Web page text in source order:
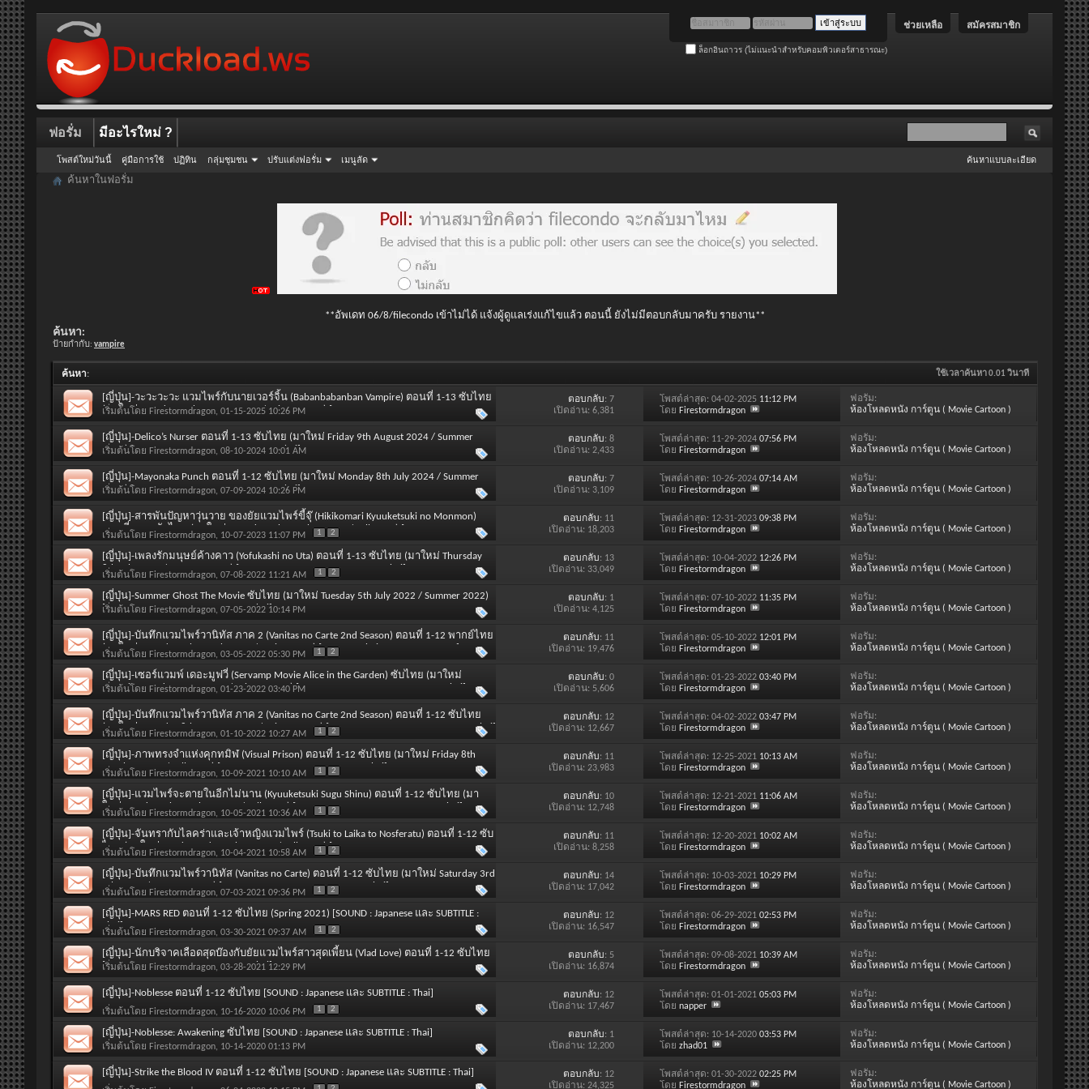
สมัครสมาชิก
ช่วยเหลือ
ล็อกอินถาวร (ไม่แนะนำสำหรับคอมพิวเตอร์สาธารณะ)
ฟอรั่ม
โพสต์ใหม่วันนี้ คู่มือการใช้ ปฏิทิน กลุ่มชุมชน ปรับแต่งฟอรั่ม เมนูลัด
มีอะไรใหม่ ?
ค้นหาแบบละเอียด
ค้นหาในฟอรั่ม
**อัพเดท 06/8/filecondo เข้าไม่ได้ แจ้งผู้ดูแลเร่งแก้ไขแล้ว ตอนนี้ ยังไม่มีตอบกลับมาครับ รายงาน**
ค้นหา:
ป้ายกำกับ: vampire
ค้นหา: ใช้เวลาค้นหา0.01 วินาที
[ญี่ปุ่น]-วะวะวะวะ แวมไพร์กับนายเวอร์จิ้น (Babanbabanban Vampire) ตอนที่ 1-13 ซับไทย
(มาใหม่ Monday 13th January 2025 / Winter 2025) [SOUND : Japanese และ SUBTITLE :
เริ่มต้นโดย Firestormdragon, 01-15-2025 10:26 PM
ตอบกลับ: 7
เปิดอ่าน: 6,381
โพสต์ล่าสุด: 04-02-2025 11:12 PM
โดยFirestormdragon
ฟอรั่ม:
ห้องโหลดหนัง การ์ตูน ( Movie Cartoon )
[ญี่ปุ่น]-Delico’s Nurser ตอนที่ 1-13 ซับไทย (มาใหม่ Friday 9th August 2024 / Summer
2024) [SOUND : Japanese และ SUBTITLE : Thai]
เริ่มต้นโดย Firestormdragon, 08-10-2024 10:01 AM
ตอบกลับ: 8
เปิดอ่าน: 2,433
โพสต์ล่าสุด: 11-29-202407:56 PM
โดยFirestormdragon
ฟอรั่ม:
ห้องโหลดหนัง การ์ตูน ( Movie Cartoon )
[ญี่ปุ่น]-Mayonaka Punch ตอนที่ 1-12 ซับไทย (มาใหม่ Monday 8th July 2024 / Summer
2024) [SOUND : Japanese และ SUBTITLE : Thai]
เริ่มต้นโดย Firestormdragon, 07-09-2024 10:26 PM
ตอบกลับ: 7
เปิดอ่าน: 3,109
โพสต์ล่าสุด: 10-26-202407:14 AM
โดยFirestormdragon
ฟอรั่ม:
ห้องโหลดหนัง การ์ตูน ( Movie Cartoon )
[ญี่ปุ่น]-สารพันปัญหาวุ่นวาย ของยัยแวมไพร์ขี้จุ๊ (Hikikomari Kyuuketsuki no Monmon)
ตอนที่ 1-12 ซับไทย (มาใหม่ Saturday 7th October 2023 / Fall 2023) [SOUND : Japanese
และ SUBTITLE : Thai]
เริ่มต้นโดย Firestormdragon, 10-07-2023 11:07 PM 1 2
ตอบกลับ: 11
เปิดอ่าน: 18,203
โพสต์ล่าสุด: 12-31-202309:38 PM
โดยFirestormdragon
ฟอรั่ม:
ห้องโหลดหนัง การ์ตูน ( Movie Cartoon )
[ญี่ปุ่น]-เพลงรักมนุษย์ค้างคาว (Yofukashi no Uta) ตอนที่ 1-13 ซับไทย (มาใหม่ Thursday
8th July 2022 / Summer 2022) [SOUND : Japanese และ SUBTITLE : Thai]
เริ่มต้นโดย Firestormdragon, 07-08-2022 11:21 AM 1 2
ตอบกลับ: 13
เปิดอ่าน: 33,049
โพสต์ล่าสุด: 10-04-2022 12:26 PM
โดยFirestormdragon
ฟอรั่ม:
ห้องโหลดหนัง การ์ตูน ( Movie Cartoon )
[ญี่ปุ่น]-Summer Ghost The Movie ซับไทย (มาใหม่ Tuesday 5th July 2022 / Summer 2022)
[SOUND : Japanese และ SUBTITLE : Thai]
เริ่มต้นโดย Firestormdragon, 07-05-2022 10:14 PM
ตอบกลับ: 1
เปิดอ่าน: 4,125
โพสต์ล่าสุด: 07-10-2022 11:35 PM
โดยFirestormdragon
ฟอรั่ม:
ห้องโหลดหนัง การ์ตูน ( Movie Cartoon )
[ญี่ปุ่น]-บันทึกแวมไพร์วานิทัส ภาค 2 (Vanitas no Carte 2nd Season) ตอนที่ 1-12 พากย์ไทย
(มาใหม่ Saturday 5th March 2022 / Spring 2022) [SOUND : Thai และ NO SUBTITLE]
เริ่มต้นโดย Firestormdragon, 03-05-2022 05:30 PM 1 2
ตอบกลับ: 11
เปิดอ่าน: 19,476
โพสต์ล่าสุด: 05-10-2022 12:01 PM
โดยFirestormdragon
ฟอรั่ม:
ห้องโหลดหนัง การ์ตูน ( Movie Cartoon )
[ญี่ปุ่น]-เซอร์แวมพ์ เดอะมูฟวี่ (Servamp Movie Alice in the Garden) ซับไทย (มาใหม่
Saturday 22nd January 2022 / Winter 2022) [SOUND : Japanese และ SUBTITLE : Thai]
เริ่มต้นโดย Firestormdragon, 01-23-2022 03:40 PM
ตอบกลับ: 0
เปิดอ่าน: 5,606
โพสต์ล่าสุด: 01-23-202203:40 PM
โดยFirestormdragon
ฟอรั่ม:
ห้องโหลดหนัง การ์ตูน ( Movie Cartoon )
[ญี่ปุ่น]-บันทึกแวมไพร์วานิทัส ภาค 2 (Vanitas no Carte 2nd Season) ตอนที่ 1-12 ซับไทย
(มาใหม่ Saturday 8th January 2022 / Winter 2022) [SOUND : Japanese และ SUBTITLE : Thai]
เริ่มต้นโดย Firestormdragon, 01-10-2022 10:27 AM 1 2
ตอบกลับ: 12
เปิดอ่าน: 12,667
โพสต์ล่าสุด: 04-02-202203:47 PM
โดยFirestormdragon
ฟอรั่ม:
ห้องโหลดหนัง การ์ตูน ( Movie Cartoon )
[ญี่ปุ่น]-ภาพทรงจำแห่งคุกทมิฬ (Visual Prison) ตอนที่ 1-12 ซับไทย (มาใหม่ Friday 8th
October 2021 / Fall 2021) [SOUND : Japanese และ SUBTITLE : Thai]
เริ่มต้นโดย Firestormdragon, 10-09-2021 10:10 AM 1 2
ตอบกลับ: 11
เปิดอ่าน: 23,983
โพสต์ล่าสุด: 12-25-2021 10:13 AM
โดยFirestormdragon
ฟอรั่ม:
ห้องโหลดหนัง การ์ตูน ( Movie Cartoon )
[ญี่ปุ่น]-แวมไพร์จะตายในอีกไม่นาน (Kyuuketsuki Sugu Shinu) ตอนที่ 1-12 ซับไทย (มา
ใหม่ Tuesday 5th October 2021 / Fall 2021) [SOUND : Japanese และ SUBTITLE : Thai]
เริ่มต้นโดย Firestormdragon, 10-05-2021 10:36 AM 1 2
ตอบกลับ: 10
เปิดอ่าน: 12,748
โพสต์ล่าสุด: 12-21-2021 11:06 AM
โดยFirestormdragon
ฟอรั่ม:
ห้องโหลดหนัง การ์ตูน ( Movie Cartoon )
[ญี่ปุ่น]-จันทรากับไลคร่าและเจ้าหญิงแวมไพร์ (Tsuki to Laika to Nosferatu) ตอนที่ 1-12 ซับ
ไทย (มาใหม่ Sunday 3rd October 2021 / Fall 2021) [SOUND : Japanese และ SUBTITLE :
Thai]
เริ่มต้นโดย Firestormdragon, 10-04-2021 10:58 AM 1 2
ตอบกลับ: 11
เปิดอ่าน: 8,258
โพสต์ล่าสุด: 12-20-2021 10:02 AM
โดยFirestormdragon
ฟอรั่ม:
ห้องโหลดหนัง การ์ตูน ( Movie Cartoon )
[ญี่ปุ่น]-บันทึกแวมไพร์วานิทัส (Vanitas no Carte) ตอนที่ 1-12 ซับไทย (มาใหม่ Saturday 3rd
July 2021 / Summer 2021) [SOUND : Japanese และ SUBTITLE : Thai]
เริ่มต้นโดย Firestormdragon, 07-03-2021 09:36 PM 1 2
ตอบกลับ: 14
เปิดอ่าน: 17,042
โพสต์ล่าสุด: 10-03-2021 10:29 PM
โดยFirestormdragon
ฟอรั่ม:
ห้องโหลดหนัง การ์ตูน ( Movie Cartoon )
[ญี่ปุ่น]-MARS RED ตอนที่ 1-12 ซับไทย (Spring 2021) [SOUND : Japanese และ SUBTITLE :
Thai]
เริ่มต้นโดย Firestormdragon, 03-30-2021 09:37 AM 1 2
ตอบกลับ: 12
เปิดอ่าน: 16,547
โพสต์ล่าสุด: 06-29-202102:53 PM
โดยFirestormdragon
ฟอรั่ม:
ห้องโหลดหนัง การ์ตูน ( Movie Cartoon )
[ญี่ปุ่น]-นักบริจาคเลือดสุดบ๊องกับยัยแวมไพร์สาวสุดเพี้ยน (Vlad Love) ตอนที่ 1-12 ซับไทย
[SOUND : Japanese และ SUBTITLE : Thai]
เริ่มต้นโดย Firestormdragon, 03-28-2021 12:29 PM
ตอบกลับ: 5
เปิดอ่าน: 16,874
โพสต์ล่าสุด: 09-08-2021 10:39 AM
โดยFirestormdragon
ฟอรั่ม:
ห้องโหลดหนัง การ์ตูน ( Movie Cartoon )
[ญี่ปุ่น]-Noblesse ตอนที่ 1-12 ซับไทย [SOUND : Japanese และ SUBTITLE : Thai]
เริ่มต้นโดย Firestormdragon, 10-16-2020 10:06 PM 1 2
ตอบกลับ: 12
เปิดอ่าน: 17,467
โพสต์ล่าสุด: 01-01-202105:03 PM
โดยnapper
ฟอรั่ม:
ห้องโหลดหนัง การ์ตูน ( Movie Cartoon )
[ญี่ปุ่น]-Noblesse: Awakening ซับไทย [SOUND : Japanese และ SUBTITLE : Thai]
เริ่มต้นโดย Firestormdragon, 10-14-2020 01:13 PM
ตอบกลับ: 1
เปิดอ่าน: 12,200
โพสต์ล่าสุด: 10-14-202003:53 PM
โดยzhad01
ฟอรั่ม:
ห้องโหลดหนัง การ์ตูน ( Movie Cartoon )
[ญี่ปุ่น]-Strike the Blood IV ตอนที่ 1-12 ซับไทย [SOUND : Japanese และ SUBTITLE : Thai] ตอบกลับ: 12
เปิดอ่าน: 24,325
โพสต์ล่าสุด: 01-30-202202:25 PM
โดยFirestormdragon
ฟอรั่ม:
ห้องโหลดหนัง การ์ตูน ( Movie Cartoon )